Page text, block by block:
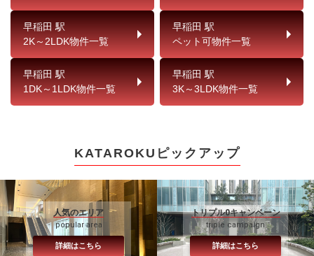
早稲田 駅
2K～2LDK物件一覧
早稲田 駅
ペット可物件一覧
早稲田 駅
1DK～1LDK物件一覧
早稲田 駅
3K～3LDK物件一覧
KATAROKUピックアップ
人気のエリア
popular area
詳細はこちら
トリプル0キャンペーン
triple campaign
詳細はこちら